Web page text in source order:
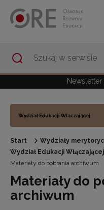
Newsletter
Start
Wydziały
Wydział Edukacji Włączającej
Materiały do pobrania archiwum
Materiały do
archiwum